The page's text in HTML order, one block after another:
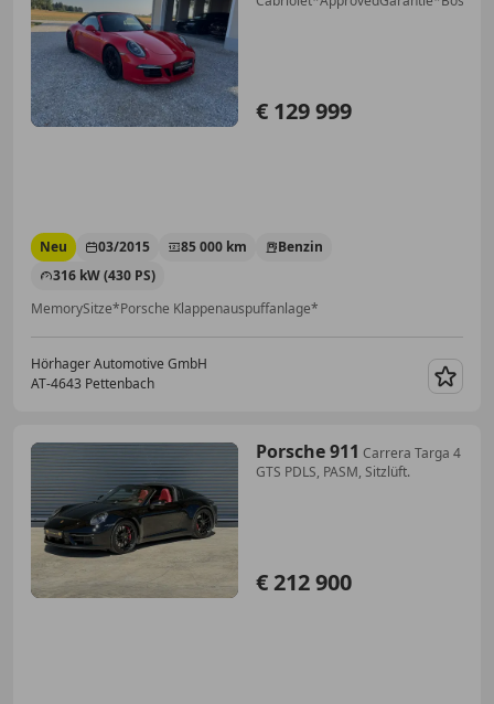
€ 129 999
Neu 03/2015 85 000 km
Benzin
316 kW (430 PS)
MemorySitze*Porsche Klappenauspuffanlage*
Hörhager Automotive GmbH
AT-4643 Pettenbach
Porsche 911 Carrera Targa 4
GTS PDLS, PASM, Sitzlüft.
€ 212 900